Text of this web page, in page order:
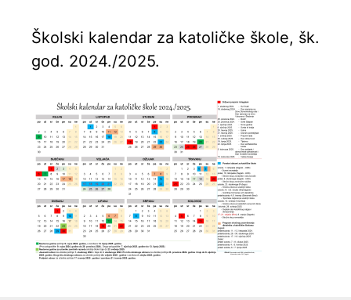
Školski kalendar za katoličke škole, šk.
god. 2024./2025.